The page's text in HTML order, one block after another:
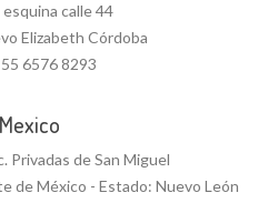
calle 44
Elizabeth Córdoba
6576 8293
Mexico
Privadas de San Miguel
de México - Estado: Nuevo León